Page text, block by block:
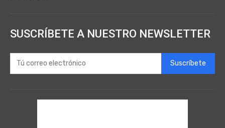
SUSCRÍBETE A NUESTRO NEWSLETTER
Suscríbete